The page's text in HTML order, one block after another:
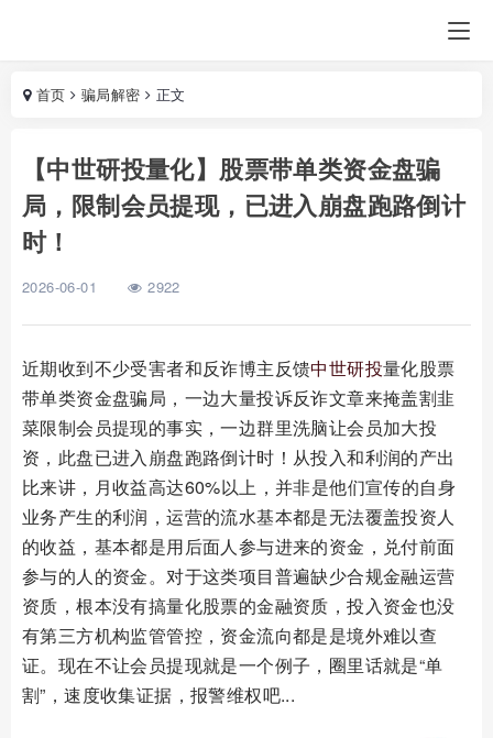
首页 骗局解密 正文
【中世研投量化】股票带单类资金盘骗
局，限制会员提现，已进入崩盘跑路倒计
时！
2026-06-01 2922
近期收到不少受害者和反诈博主反馈中世研投量化股票
带单类资金盘骗局，一边大量投诉反诈文章来掩盖割韭
菜限制会员提现的事实，一边群里洗脑让会员加大投
资，此盘已进入崩盘跑路倒计时！从投入和利润的产出
比来讲，月收益高达60%以上，并非是他们宣传的自身
业务产生的利润，运营的流水基本都是无法覆盖投资人
的收益，基本都是用后面人参与进来的资金，兑付前面
参与的人的资金。对于这类项目普遍缺少合规金融运营
资质，根本没有搞量化股票的金融资质，投入资金也没
有第三方机构监管管控，资金流向都是是境外难以查
证。现在不让会员提现就是一个例子，圈里话就是“单
割”，速度收集证据，报警维权吧...